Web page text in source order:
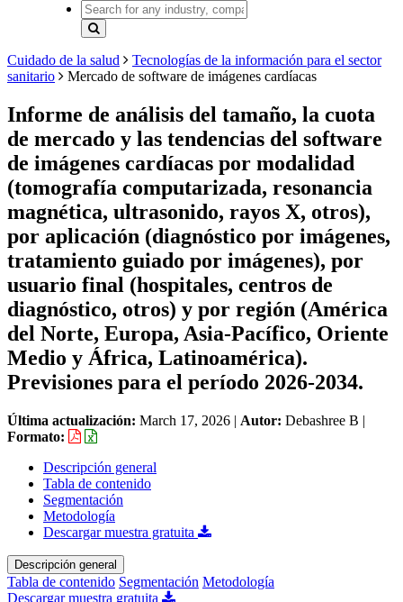
Cuidado de la salud
Tecnologías de la información para el sector
sanitario
Mercado de software de imágenes cardíacas
Informe de análisis del tamaño, la cuota
de mercado y las tendencias del software
de imágenes cardíacas por modalidad
(tomografía computarizada, resonancia
magnética, ultrasonido, rayos X, otros),
por aplicación (diagnóstico por imágenes,
tratamiento guiado por imágenes), por
usuario final (hospitales, centros de
diagnóstico, otros) y por región (América
del Norte, Europa, Asia-Pacífico, Oriente
Medio y África, Latinoamérica).
Previsiones para el período 2026-2034.
Última actualización: March 17, 2026 | Autor: Debashree B |
Formato:
Descripción general
Tabla de contenido
Segmentación
Metodología
Descargar muestra gratuita
Descripción general
Tabla de contenido Segmentación Metodología
Descargar muestra gratuita